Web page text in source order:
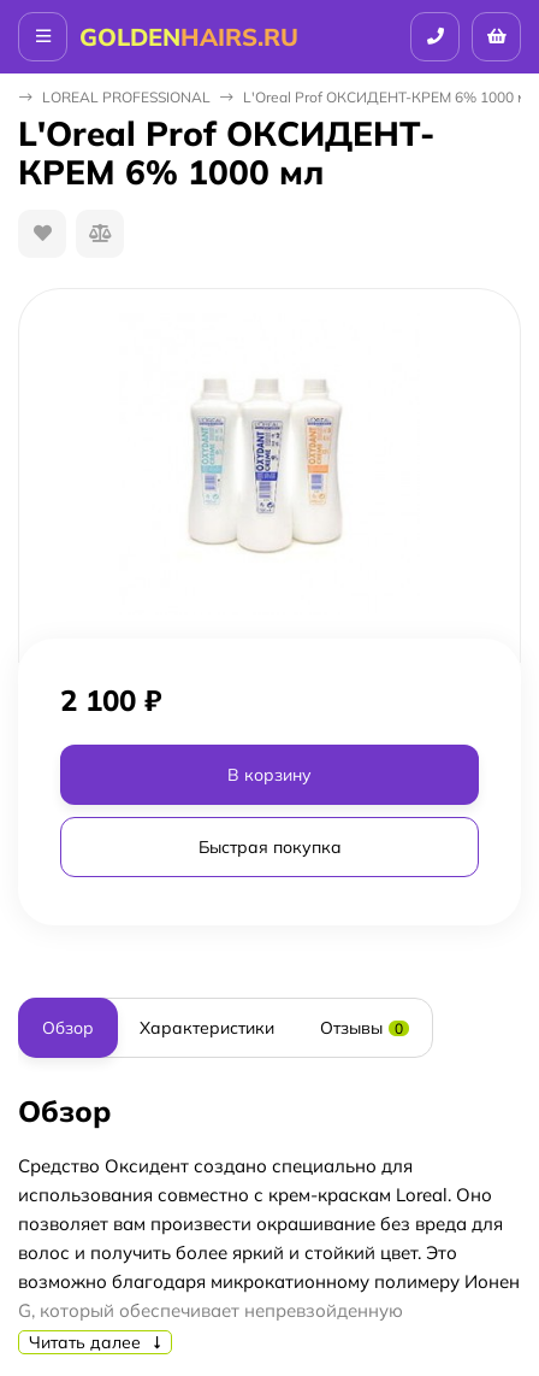
GOLDENHAIRS.RU
LOREAL PROFESSIONAL L'Oreal Prof ОКСИДЕНТ-КРЕМ 6% 1000 мл
L'Oreal Prof ОКСИДЕНТ-
КРЕМ 6% 1000 мл
2 100 ₽
В корзину
Быстрая покупка
Обзор Характеристики Отзывы 0
Обзор
Средство Оксидент создано специально для
использования совместно с крем-краскам Loreal. Оно
позволяет вам произвести окрашивание без вреда для
волос и получить более яркий и стойкий цвет. Это
возможно благодаря микрокатионному полимеру Ионен
G, который обеспечивает непревзойденную
равномерность окраски и защищает волос изнутри и
Читать далее